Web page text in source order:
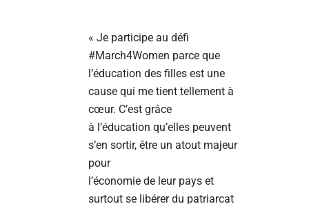
« Je participe au défi
#March4Women parce que
l’éducation des filles est une
cause qui me tient tellement à
cœur. C’est grâce
à l’éducation qu’elles peuvent
s’en sortir, être un atout majeur
pour
l’économie de leur pays et
surtout se libérer du patriarcat